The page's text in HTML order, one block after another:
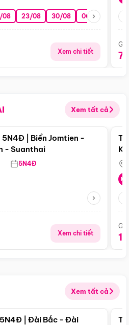
08 23/08 30/08 06/09 13/09
Xem chi tiết
Xem tất cả
Điểm nổi bật
5N4Đ | Biển Jomtien -
- Suanthai
5N4Đ
Xem chi tiết
Xem tất cả
Điểm nổi bật
| Đài Bắc - Đài